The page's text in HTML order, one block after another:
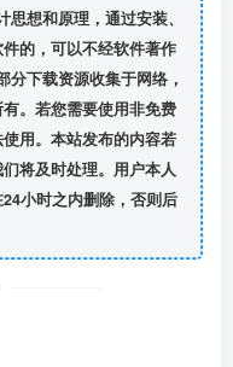
想和原理，通过安装、
的，可以不经软件著作
分下载资源收集于网络，
。若您需要使用非免费
用。本站发布的内容若
将及时处理。用户本人
小时之内删除，否则后